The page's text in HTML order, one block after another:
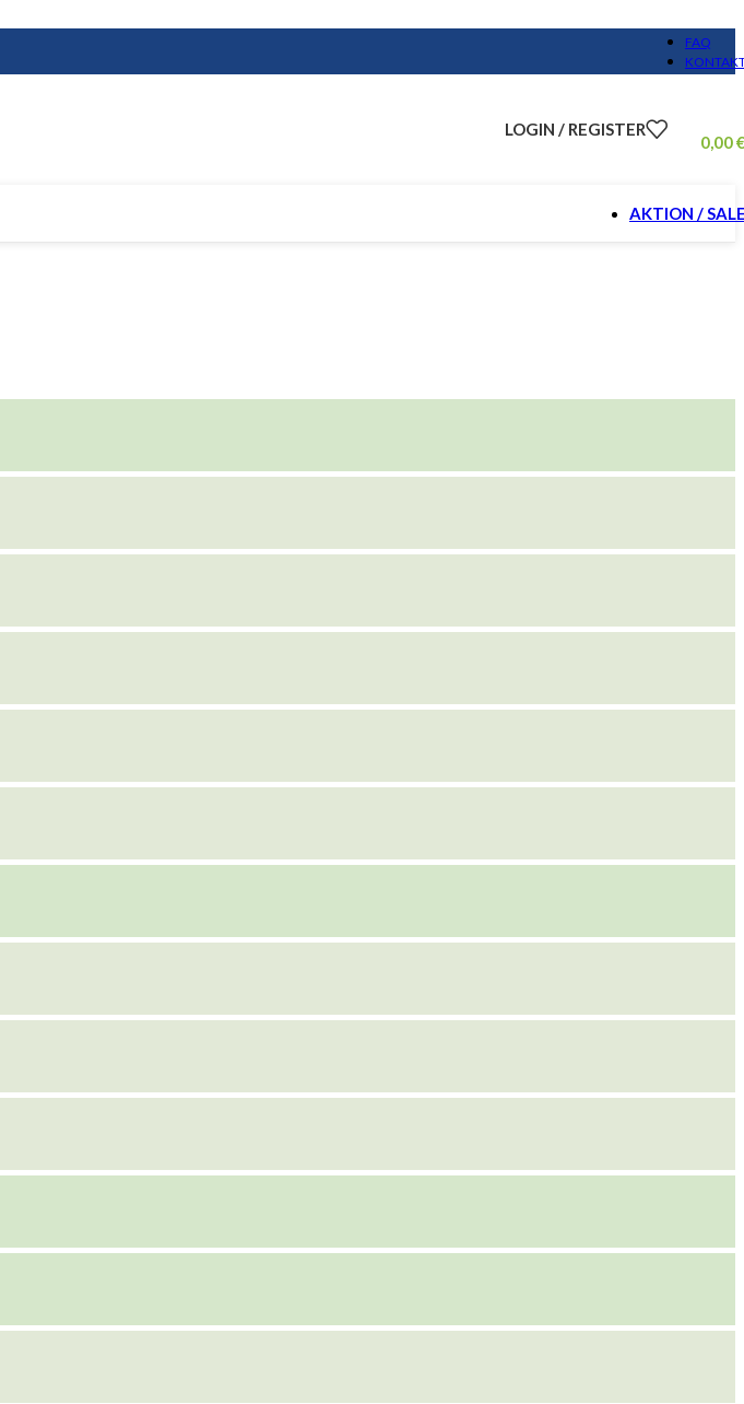
FAQ
LOGIN / REGISTER
0,00
AKTION /